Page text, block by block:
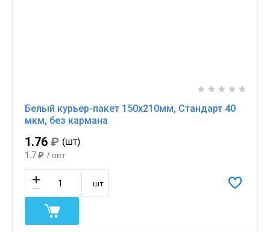
Белый курьер-пакет 150х210мм, Стандарт 40
мкм, без кармана
1.76 ₽ (шт)
1.7₽ / опт
шт